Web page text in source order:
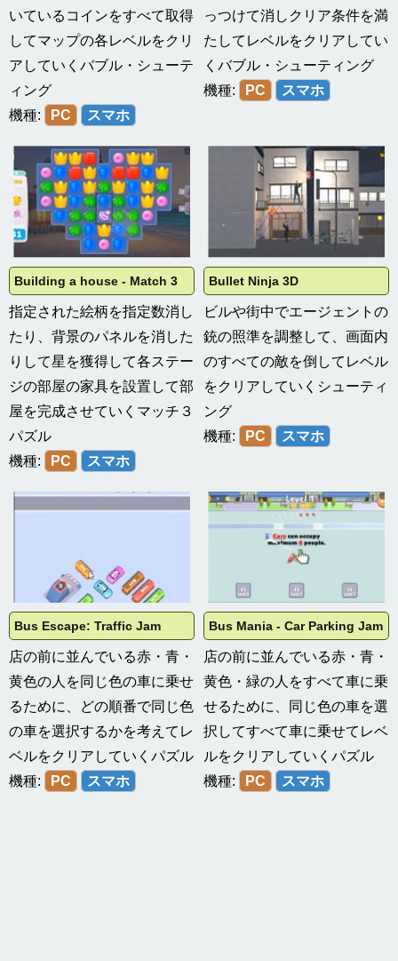
いているコインをすべて取得
してマップの各レベルをクリ
アしていくバブル・シューテ
ィング
機種:
PC スマホ
っつけて消しクリア条件を満
たしてレベルをクリアしてい
くバブル・シューティング
機種:
PC スマホ
Building a house - Match 3
指定された絵柄を指定数消し
たり、背景のパネルを消した
りして星を獲得して各ステー
ジの部屋の家具を設置して部
屋を完成させていくマッチ３
パズル
機種:
PC スマホ
Bullet Ninja 3D
ビルや街中でエージェントの
銃の照準を調整して、画面内
のすべての敵を倒してレベル
をクリアしていくシューティ
ング
機種:
PC スマホ
Bus Escape: Traffic Jam
店の前に並んでいる赤・青・
黄色の人を同じ色の車に乗せ
るために、どの順番で同じ色
の車を選択するかを考えてレ
ベルをクリアしていくパズル
機種:
PC スマホ
Bus Mania - Car Parking Jam
店の前に並んでいる赤・青・
黄色・緑の人をすべて車に乗
せるために、同じ色の車を選
択してすべて車に乗せてレベ
ルをクリアしていくパズル
機種:
PC スマホ